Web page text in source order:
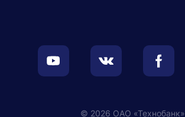
© 2026 ОАО «Технобанк»